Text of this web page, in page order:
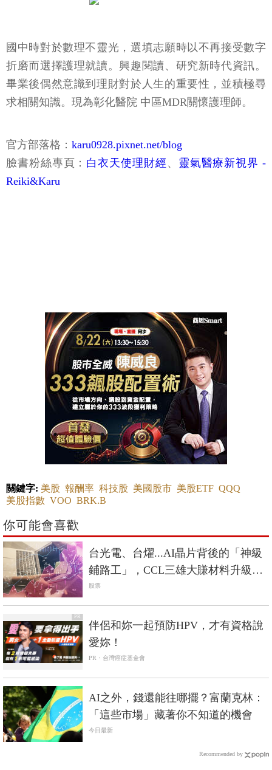
國中時對於數理不靈光，選填志願時以不再接受數字
折磨而選擇護理就讀。興趣閱讀、研究新時代資訊。
畢業後偶然意識到理財對於人生的重要性，並積極尋
求相關知識。現為彰化醫院 中區MDR關懷護理師。
官方部落格： karu0928.pixnet.net/blog
臉書粉絲專頁： 白衣天使理財經 、 靈氣醫療新視界 -
Reiki&Karu
關鍵字: 美股 報酬率 科技股 美國股市 美股ETF QQQ
美股指數 VOO BRK.B
你可能會喜歡
台光電、台燿...AI晶片背後的「神級
鋪路工」，CCL三雄大賺材料升級趨
勢財
股票
PR
伴侶和妳一起預防HPV，才有資格說
愛妳！
PR・台灣癌症基金會
AI之外，錢還能往哪擺？富蘭克林：
「這些市場」藏著你不知道的機會
今日最新
Recommended by